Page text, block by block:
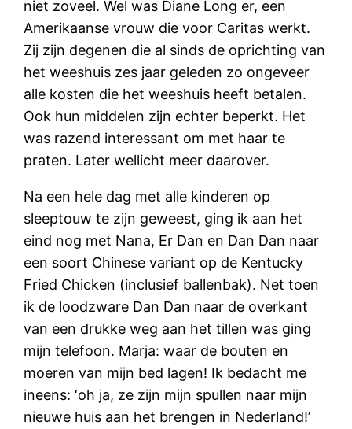
niet zoveel. Wel was Diane Long er, een
Amerikaanse vrouw die voor Caritas werkt.
Zij zijn degenen die al sinds de oprichting van
het weeshuis zes jaar geleden zo ongeveer
alle kosten die het weeshuis heeft betalen.
Ook hun middelen zijn echter beperkt. Het
was razend interessant om met haar te
praten. Later wellicht meer daarover.
Na een hele dag met alle kinderen op
sleeptouw te zijn geweest, ging ik aan het
eind nog met Nana, Er Dan en Dan Dan naar
een soort Chinese variant op de Kentucky
Fried Chicken (inclusief ballenbak). Net toen
ik de loodzware Dan Dan naar de overkant
van een drukke weg aan het tillen was ging
mijn telefoon. Marja: waar de bouten en
moeren van mijn bed lagen! Ik bedacht me
ineens: ‘oh ja, ze zijn mijn spullen naar mijn
nieuwe huis aan het brengen in Nederland!’